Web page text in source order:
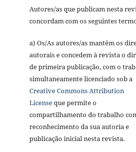
Autores/as que publicam nesta
concordam com os seguintes
a) Os/As autores/as mantêm os
autorais e concedem à revista o
de primeira publicação, com o
simultaneamente licenciado sob a
Creative Commons Attribution
Licenseque permite o
compartilhamento do trabalho
reconhecimento da sua autoria e
publicação inicial nesta revista.